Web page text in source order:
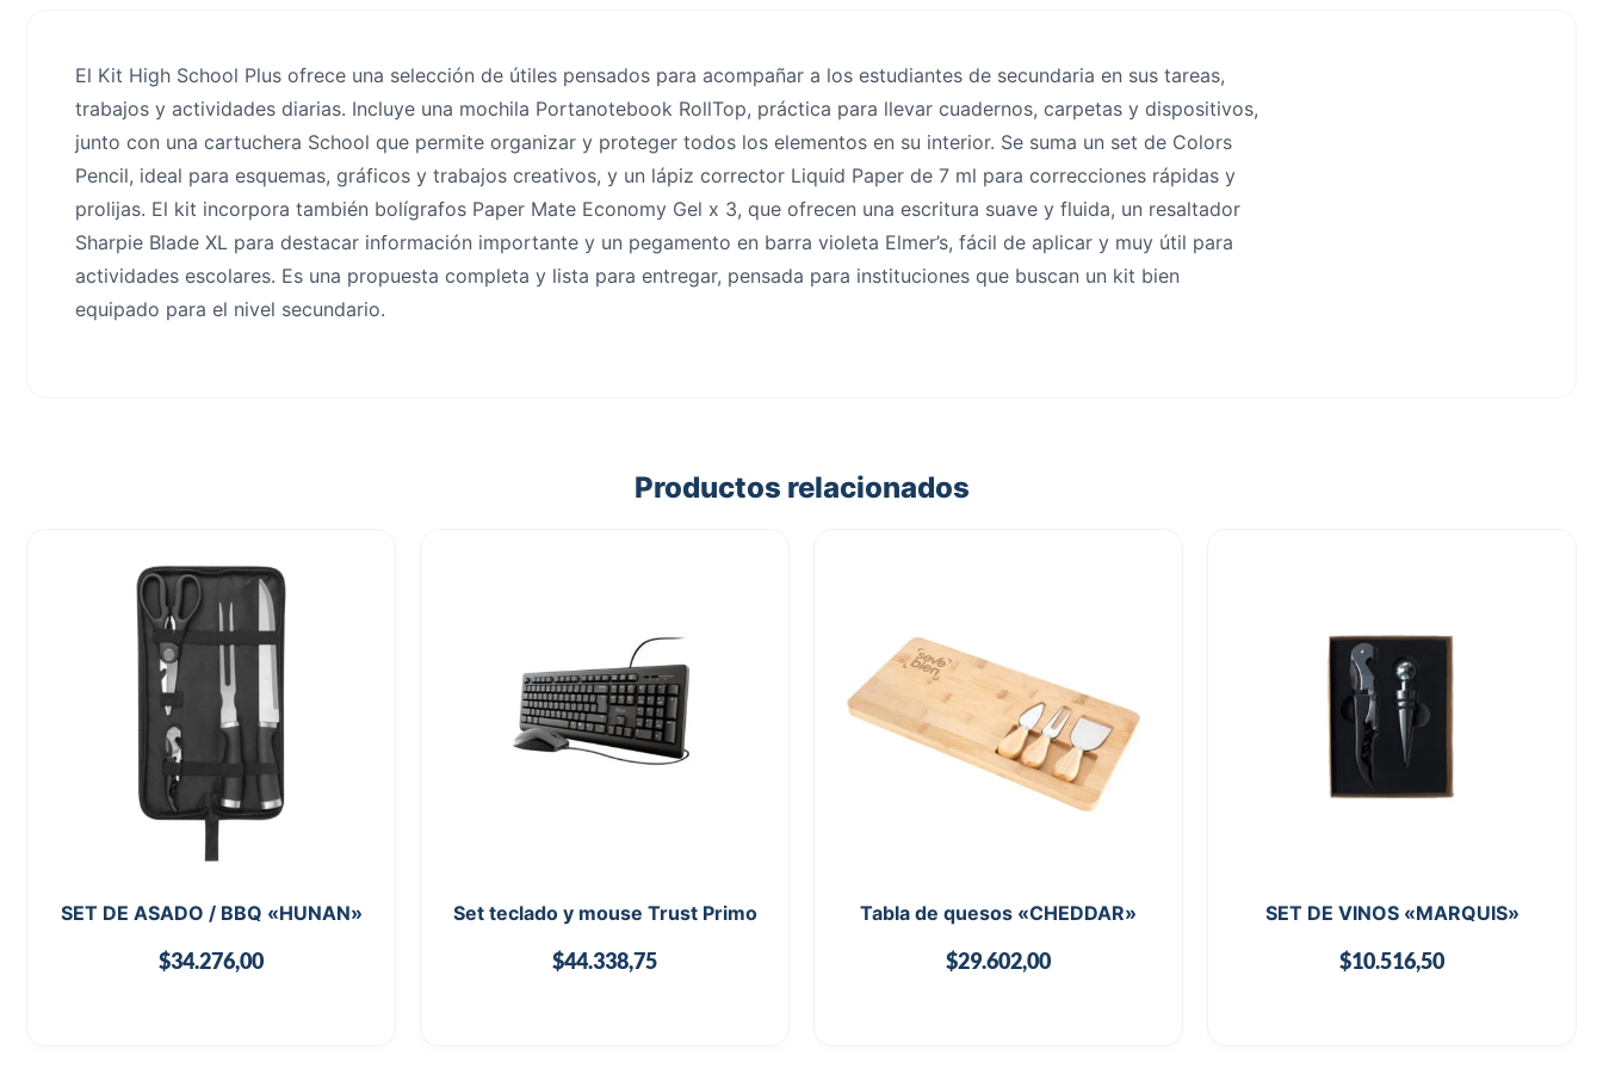
El Kit High School Plus ofrece una selección de útiles pensados para acompañar a los estudiantes de secundaria en sus tareas,
trabajos y actividades diarias. Incluye una mochila Portanotebook RollTop, práctica para llevar cuadernos, carpetas y dispositivos,
junto con una cartuchera School que permite organizar y proteger todos los elementos en su interior. Se suma un set de Colors
Pencil, ideal para esquemas, gráficos y trabajos creativos, y un lápiz corrector Liquid Paper de 7 ml para correcciones rápidas y
prolijas. El kit incorpora también bolígrafos Paper Mate Economy Gel x 3, que ofrecen una escritura suave y fluida, un resaltador
Sharpie Blade XL para destacar información importante y un pegamento en barra violeta Elmer’s, fácil de aplicar y muy útil para
actividades escolares. Es una propuesta completa y lista para entregar, pensada para instituciones que buscan un kit bien
equipado para el nivel secundario.
Productos relacionados
SET DE ASADO / BBQ «HUNAN»
$34.276,00
Set teclado y mouse Trust Primo
$44.338,75
Tabla de quesos «CHEDDAR»
$29.602,00
SET DE VINOS «MARQUIS»
$10.516,50